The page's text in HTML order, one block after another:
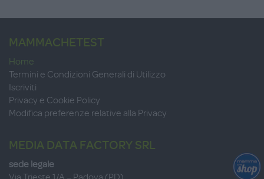
MAMMACHETEST
Home
Termini e Condizioni Generali di Utilizzo
Iscriviti
Privacy e Cookie Policy
Modifica preferenze relative alla Privacy
MEDIA DATA FACTORY SRL
sede legale